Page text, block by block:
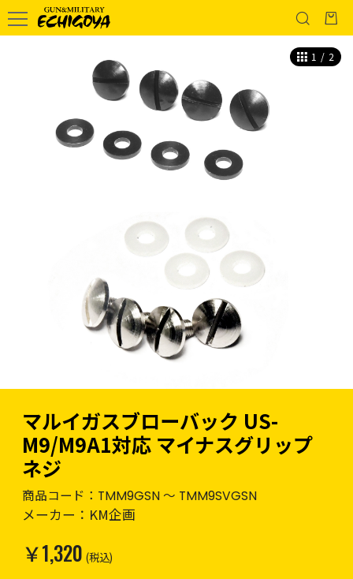
1 / 2
マルイガスブローバック US-
M9/M9A1対応 マイナスグリップ
ネジ
商品コード： TMM9GSN ～ TMM9SVGSN
メーカー： KM企画
￥1,320 (税込)